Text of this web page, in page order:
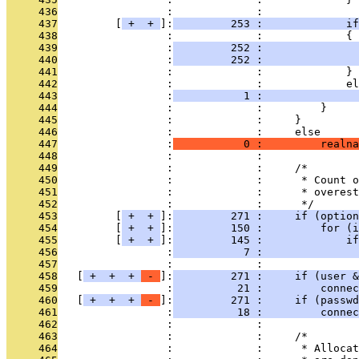
     436
                 :             :
     437
+ + ]:
253 :
     438
                 :             :             {
     439
                 :
252 :
     440
                 :
252 :
     441
                 :             :             }
     442
:             :
     443
                 :
1 :
     444
                 :             :         }
     445
                 :             :     }
     446
                 :             :     else
     447
                 :
0 :
     448
                 :             :
     449
                 :             :     /*
     450
:             :      * Count
     451
:             :      *
     452
                 :             :      */
     453
+ + ]:
271 :     if
     454
+ + ]:
150 :         for
     455
+ + ]:
145 :
     456
                 :
7 :
     457
                 :             :
     458
+ + + - ]:
271 :     if (user
     459
                 :
21 :
     460
+ + + - ]:
271 :     if
     461
                 :
18 :
     462
                 :             :
     463
                 :             :     /*
     464
:             :      *